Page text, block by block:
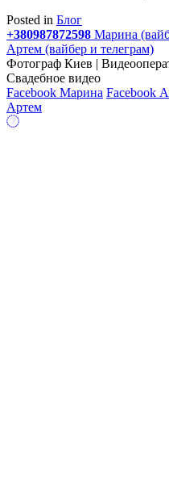
Posted in Блог
+380987872598 Марина
Артем (вайбер и телеграм)
Фотограф Киев |
Свадебное видео
Facebook Марина Facebook
Артем